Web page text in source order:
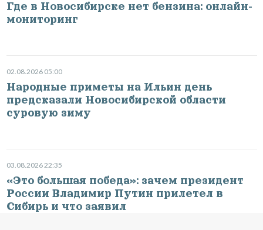
Где в Новосибирске нет бензина: онлайн-
мониторинг
02.08.2026 05:00
Народные приметы на Ильин день
предсказали Новосибирской области
суровую зиму
03.08.2026 22:35
«Это большая победа»: зачем президент
России Владимир Путин прилетел в
Сибирь и что заявил